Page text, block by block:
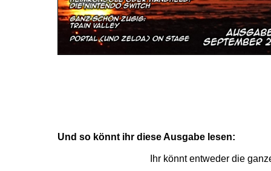
Und so könnt ihr diese Ausgabe lesen:
Ihr könnt entweder die